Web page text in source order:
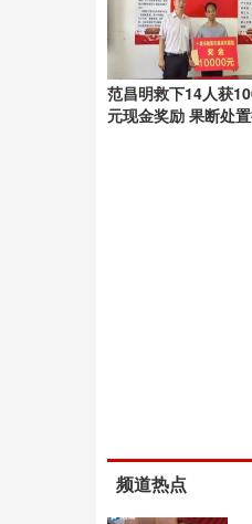
范昌明救下14人获
元现金奖励 果断处
频道热点